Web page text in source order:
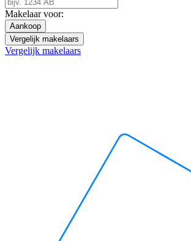
Makelaar voor:
Aankoop
Vergelijk makelaars
Vergelijk makelaars